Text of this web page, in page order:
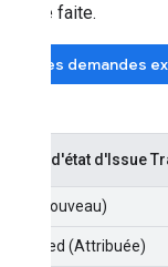
déjà été faite.
Voir les demandes
Codes d'état d'Issue
New (Nouveau)
Assigned (Attribuée)